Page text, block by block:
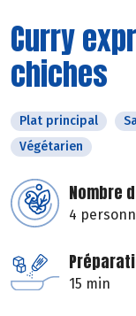
Curry
chiches
Plat principal
Végétarien
Nombre
4
15 min